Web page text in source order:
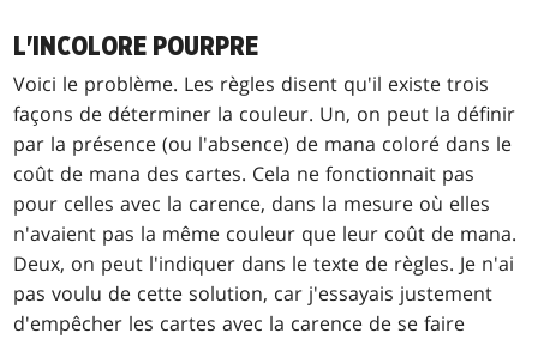
L'INCOLORE POURPRE
Voici le problème. Les règles disent qu'il existe trois
façons de déterminer la couleur. Un, on peut la définir
par la présence (ou l'absence) de mana coloré dans le
coût de mana des cartes. Cela ne fonctionnait pas
pour celles avec la carence, dans la mesure où elles
n'avaient pas la même couleur que leur coût de mana.
Deux, on peut l'indiquer dans le texte de règles. Je n'ai
pas voulu de cette solution, car j'essayais justement
d'empêcher les cartes avec la carence de se faire